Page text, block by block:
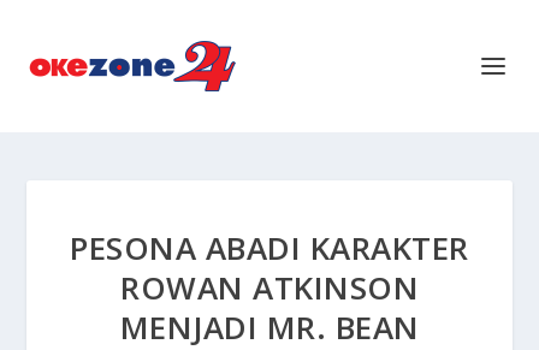
PESONA ABADI KARAKTER
ROWAN ATKINSON
MENJADI MR. BEAN